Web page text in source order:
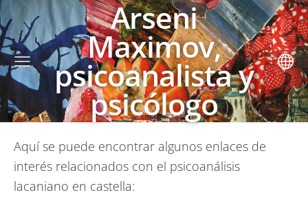
Arseni
Maximov,
psicoanalista y
psicólogo
Aquí se puede encontrar algunos enlaces de
interés relacionados con el psicoanálisis
lacaniano en castella: